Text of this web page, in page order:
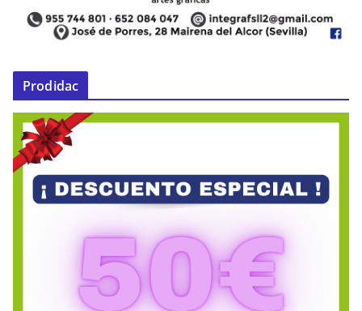
Prodidac